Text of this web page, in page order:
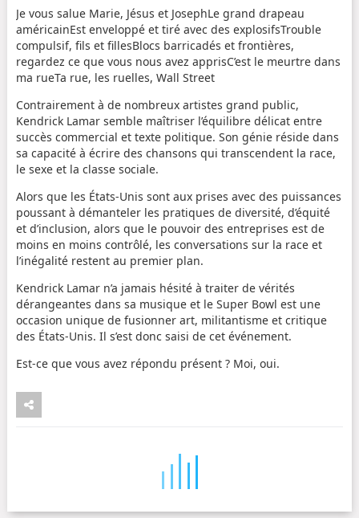
Je vous salue Marie, Jésus et JosephLe grand drapeau
américainEst enveloppé et tiré avec des explosifsTrouble
compulsif, fils et fillesBlocs barricadés et frontières,
regardez ce que vous nous avez apprisC’est le meurtre dans
ma rueTa rue, les ruelles, Wall Street
Contrairement à de nombreux artistes grand public,
Kendrick Lamar semble maîtriser l’équilibre délicat entre
succès commercial et texte politique. Son génie réside dans
sa capacité à écrire des chansons qui transcendent la race,
le sexe et la classe sociale.
Alors que les États-Unis sont aux prises avec des puissances
poussant à démanteler les pratiques de diversité, d’équité
et d’inclusion, alors que le pouvoir des entreprises est de
moins en moins contrôlé, les conversations sur la race et
l’inégalité restent au premier plan.
Kendrick Lamar n’a jamais hésité à traiter de vérités
dérangeantes dans sa musique et le Super Bowl est une
occasion unique de fusionner art, militantisme et critique
des États-Unis. Il s’est donc saisi de cet événement.
Est-ce que vous avez répondu présent ? Moi, oui.